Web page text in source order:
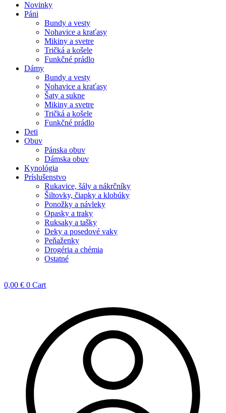
Novinky
Páni
Bundy a vesty
Nohavice a kraťasy
Mikiny a svetre
Tričká a košele
Funkčné prádlo
Dámy
Bundy a vesty
Nohavice a kraťasy
Šaty a sukne
Mikiny a svetre
Tričká a košele
Funkčné prádlo
Deti
Obuv
Pánska obuv
Dámska obuv
Kynológia
Príslušenstvo
Rukavice, šály a nákrčníky
Šiltovky, čiapky a klobúky
Ponožky a návleky
Opasky a traky
Ruksaky a tašky
Deky a posedové vaky
Peňaženky
Drogéria a chémia
Ostatné
0,00 € 0 Cart